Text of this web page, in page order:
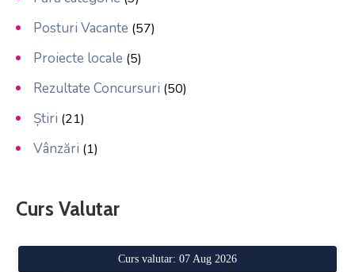
Posturi Vacante (57)
Proiecte locale (5)
Rezultate Concursuri (50)
Știri (21)
Vânzări (1)
Curs Valutar
Curs valutar: 07 Aug 2026